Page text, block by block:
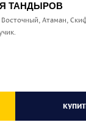
ТАНДЫРОВ
Атаман,